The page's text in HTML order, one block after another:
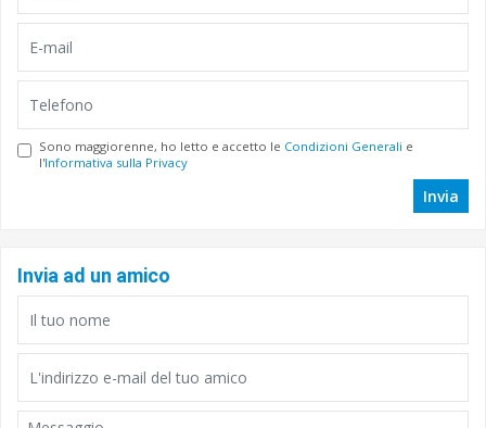
Sono maggiorenne, ho letto e accetto le Condizioni Generali e
l'Informativa sulla Privacy
Invia
Invia ad un amico